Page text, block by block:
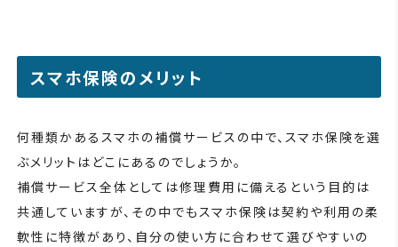
スマホ保険のメリット
何種類かあるスマホの補償サービスの中で、スマホ保険を選
ぶメリットはどこにあるのでしょうか。
補償サービス全体としては修理費用に備えるという目的は
共通していますが、その中でもスマホ保険は契約や利用の柔
軟性に特徴があり、自分の使い方に合わせて選びやすいの